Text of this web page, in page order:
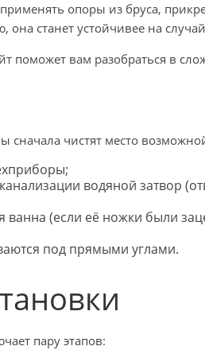
опоры из бруса,
она станет устойчивее на
поможет вам разобраться в
сначала чистят место
водяной затвор
ванна (если её ножки были
под прямыми углами.
пару этапов: